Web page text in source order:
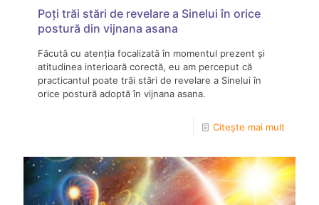
Poți trăi stări de revelare a Sinelui în orice
postură din vijnana asana
Făcută cu atenția focalizată în momentul prezent și
atitudinea interioară corectă, eu am perceput că
practicantul poate trăi stări de revelare a Sinelui în
orice postură adoptă în vijnana asana.
Citește mai mult